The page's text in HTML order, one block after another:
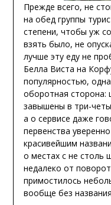
Прежде всего, не
на обед группы
степени, чтобы уж
взять было, не
лучше эту еду не
Белла Виста на
популярностью,
оборотная сторона:
завышены в три-
а о сервисе даже
первенства
красивейшим
о местах с не столь
недалеко от
примостилось
вообще без